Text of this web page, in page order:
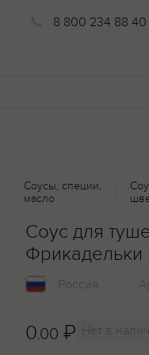
8 800 234 88 40
Соусы, специи,
масло
Соус для
Фрикадельки
Россия
0.00 ₽ Нет в